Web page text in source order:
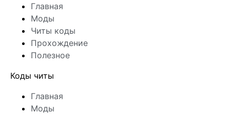
Главная
Моды
Читы коды
Прохождение
Полезное
Коды читы
Главная
Моды